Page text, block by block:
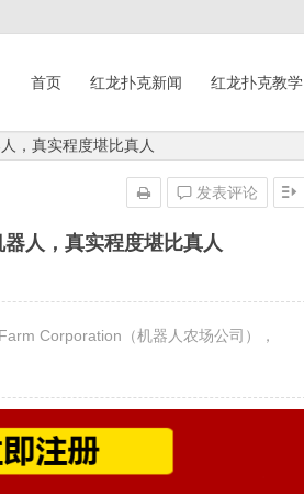
首页 红龙扑克新闻 红龙扑克教学
，真实程度堪比真人
人，真实程度堪比真人
发表评论
Corporation（机器人农场公司），